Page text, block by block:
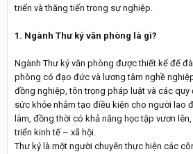
triển và thăng tiến trong sự nghiệp.
1. Ngành Thư ký văn phòng là gì?
Ngành Thư ký văn phòng được thiết kế để
phòng có đạo đức và lương tâm nghề
đồng nghiệp, tôn trọng pháp luật và các quy
sức khỏe nhằm tạo điều kiện cho người lao
làm, đồng thời có khả năng học tập vươn
triển kinh tế – xã hội.
Thư ký là một người chuyên thực hiện các